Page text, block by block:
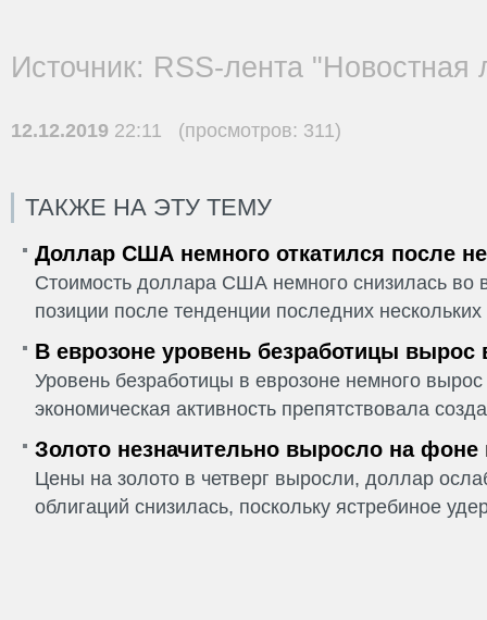
Источник: RSS-лента "Новостная
12.12.2019 22:11 (просмотров: 311)
ТАКЖЕ НА ЭТУ ТЕМУ
Доллар США немного откатился после
Стоимость доллара США немного снизилась во
позиции после тенденции последних
В еврозоне уровень безработицы вырос
Уровень безработицы в еврозоне немного
экономическая активность препятствовала
Золото незначительно выросло на фоне
Цены на золото в четверг выросли, доллар
облигаций снизилась, поскольку ястребиное